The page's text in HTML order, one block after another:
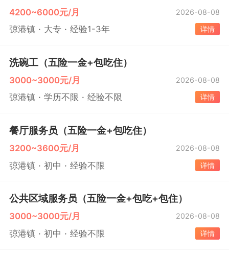
4200~6000元/月 2026-08-08
弶港镇 大专 经验1-3年 详情
洗碗工（五险一金+包吃住）
3000~3000元/月 2026-08-08
弶港镇 学历不限 经验不限 详情
餐厅服务员（五险一金+包吃住）
3200~3600元/月 2026-08-08
弶港镇 初中 经验不限 详情
公共区域服务员（五险一金+包吃+包住）
3000~3000元/月 2026-08-08
弶港镇 初中 经验不限 详情